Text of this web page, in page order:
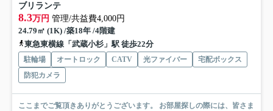
ブリランテ
8.3万円 管理/共益費4,000円
24.79㎡ (1K) /築18年 /4階建
東急東横線「武蔵小杉」駅 徒歩22分
駐輪場 オートロック CATV 光ファイバー
宅配ボックス
防犯カメラ
ここまでご覧頂きありがとうございます。 お部屋探しの際には、皆さま